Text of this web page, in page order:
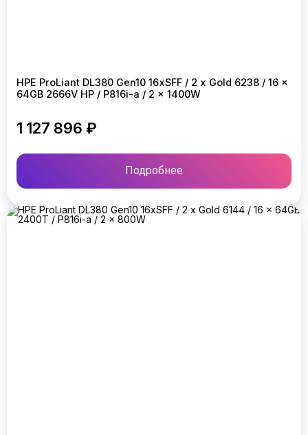
HPE ProLiant DL380 Gen10 16xSFF / 2 x Gold 6238 / 16 x
64GB 2666V HP / P816i-a / 2 x 1400W
1 127 896 ₽
Подробнее